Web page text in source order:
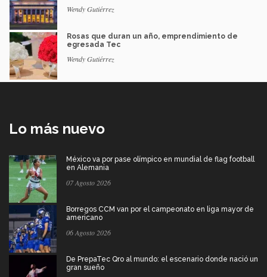
Wendy Gutiérrez
Rosas que duran un año, emprendimiento de
egresada Tec
Wendy Gutiérrez
Lo más nuevo
México va por pase olímpico en mundial de flag football
en Alemania
07 Agosto 2026
Borregos CCM van por el campeonato en liga mayor de
americano
06 Agosto 2026
De PrepaTec Qro al mundo: el escenario donde nació un
gran sueño